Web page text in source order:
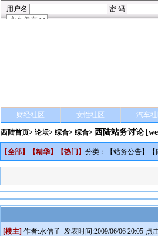
财经社区 女性社区 汽车社
西陆首页> 论坛> 综合> 综合> 西陆站务讨论
【全部】【精华】【热门 】 分类：【站务公告】【
[楼主] 作者:水信子 发表时间:2009/06/06 20:05 点